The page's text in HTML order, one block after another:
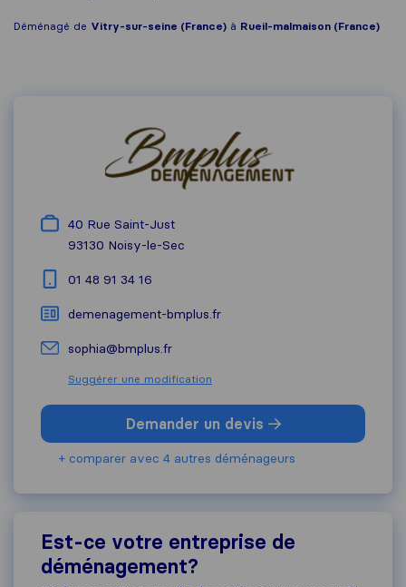
Déménagé de Vitry-sur-seine (France) à Rueil-malmaison (France)
40 Rue Saint-Just
93130 Noisy-le-Sec
01 48 91 34 16
demenagement-bmplus.fr
sophia@bmplus.fr
Suggérer une modification
Demander un devis
+ comparer avec 4 autres déménageurs
Est-ce votre entreprise de
déménagement?